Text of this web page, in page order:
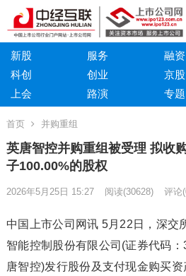
新股 服务 融资
科创
创业 京股
上会
路演 专题
首页 并购重组
英唐智控并购重组被受理 拟收
子100.00%的股权
2026年5月25日 15:27 阅读(30628) 评论
中国上市公司网讯 5月22日，深交
智能控制股份有限公司(证券代码
唐智控)发行股份及支付现金购买